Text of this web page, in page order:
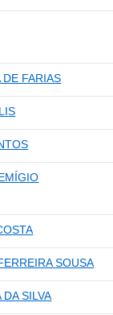
DE FARIAS
SOUSA
DA SILVA